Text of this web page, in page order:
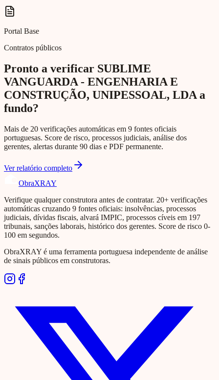
Portal Base
Contratos públicos
Pronto a verificar SUBLIME
VANGUARDA - ENGENHARIA E
CONSTRUÇÃO, UNIPESSOAL, LDA a
fundo?
Mais de 20 verificações automáticas em 9 fontes oficiais
portuguesas. Score de risco, processos judiciais, análise dos
gerentes, alertas durante 90 dias e PDF permanente.
Ver relatório completo
ObraXRAY
Verifique qualquer construtora antes de contratar. 20+ verificações
automáticas cruzando 9 fontes oficiais: insolvências, processos
judiciais, dívidas fiscais, alvará IMPIC, processos cíveis em 197
tribunais, sanções laborais, histórico dos gerentes. Score de risco 0-
100 em segundos.
ObraXRAY é uma ferramenta portuguesa independente de análise
de sinais públicos em construtoras.